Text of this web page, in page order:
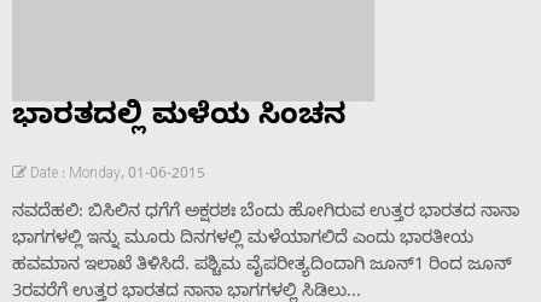
ಭಾರತದಲ್ಲಿ ಮಳೆಯ ಸಿಂಚನ
Date : Monday, 01-06-2015
ನವದೆಹಲಿ: ಬಿಸಿಲಿನ ಧಗೆಗೆ ಅಕ್ಷರಶಃ ಬೆಂದು ಹೋಗಿರುವ ಉತ್ತರ ಭಾರತದ ನಾನಾ
ಭಾಗಗಳಲ್ಲಿ ಇನ್ನು ಮೂರು ದಿನಗಳಲ್ಲಿ ಮಳೆಯಾಗಲಿದೆ ಎಂದು ಭಾರತೀಯ
ಹವಮಾನ ಇಲಾಖೆ ತಿಳಿಸಿದೆ. ಪಶ್ಚಿಮ ವೈಪರೀತ್ಯದಿಂದಾಗಿ ಜೂನ್1 ರಿಂದ ಜೂನ್
3ರವರೆಗೆ ಉತ್ತರ ಭಾರತದ ನಾನಾ ಭಾಗಗಳಲ್ಲಿ ಸಿಡಿಲು...